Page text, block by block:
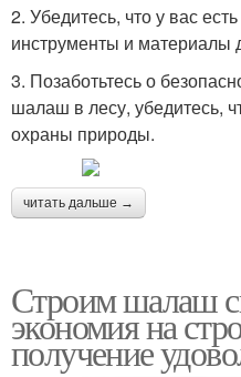
2. Убедитесь, что у вас
инструменты и материалы
3. Позаботьтесь о
шалаш в лесу, убедитесь,
охраны природы.
читать дальше →
Строим шалаш
экономия на
получение